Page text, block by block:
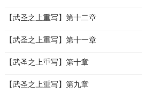
【武圣之上重写】第十二章
【武圣之上重写】第十一章
【武圣之上重写】第十章
【武圣之上重写】第九章